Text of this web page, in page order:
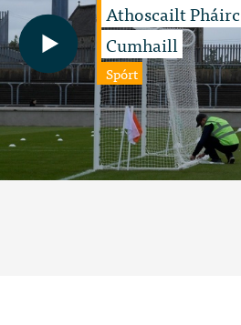
Athoscailt
Cumhaill
Spórt